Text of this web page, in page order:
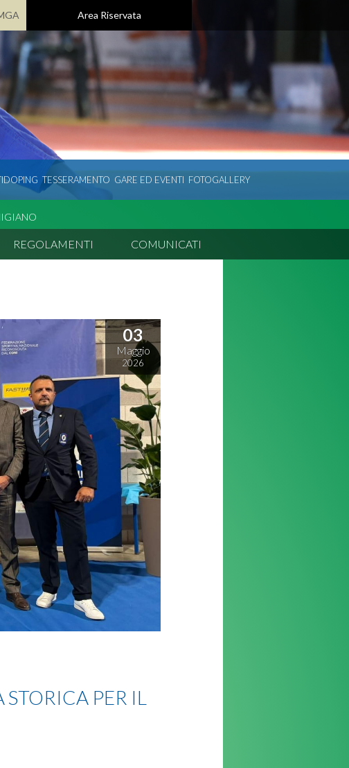
Area Riservata
TESSERAMENTO GARE ED EVENTI FOTOGALLERY
REGOLAMENTI COMUNICATI
03
Maggio
2026
PER IL